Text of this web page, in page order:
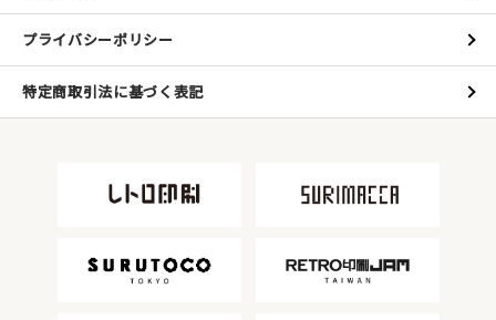
プライバシーポリシー
特定商取引法に基づく表記